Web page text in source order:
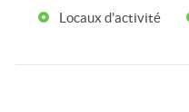
Locaux d'activité